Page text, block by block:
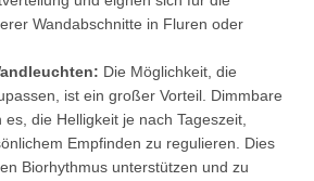
Wandabschnitte in Fluren oder
Die Möglichkeit, die
ist ein großer Vorteil. Dimmbare
die Helligkeit je nach Tageszeit,
Empfinden zu regulieren. Dies
Biorhythmus unterstützen und zu